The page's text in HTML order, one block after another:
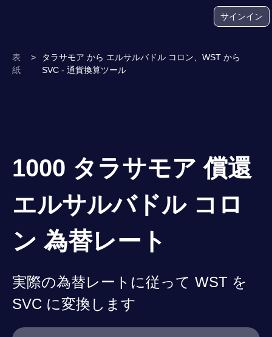
サインイン
表
紙
>
タラサモア から エルサルバドル コロン、WST から
SVC - 通貨換算ツール
1000 タラサモア 償還
エルサルバドル コロ
ン 為替レート
実際の為替レートに従って WST を
SVC に変換します